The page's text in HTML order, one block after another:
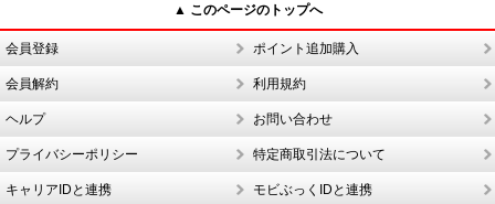
▲ このページのトップへ
会員登録 ポイント追加購入
会員解約 利用規約
ヘルプ お問い合わせ
プライバシーポリシー 特定商取引法について
キャリアIDと連携 モビぶっくIDと連携